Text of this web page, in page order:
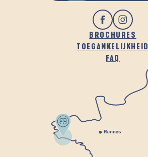
BROCHURES
TOEGANKELIJKHEID
FAQ